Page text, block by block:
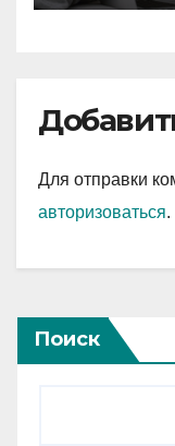
Для отправки
авторизоваться.
Поиск